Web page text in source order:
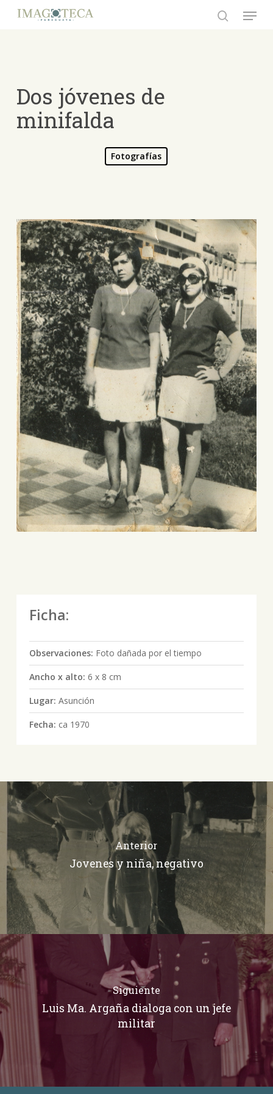
Menu
Dos jóvenes de
minifalda
Fotografías
Ficha:
Observaciones: Foto dañada por el tiempo
Ancho x alto: 6 x 8 cm
Lugar: Asunción
Fecha: ca 1970
Anterior
Jovenes y niña, negativo
Siguiente
Luis Ma. Argaña dialoga con un jefe
militar